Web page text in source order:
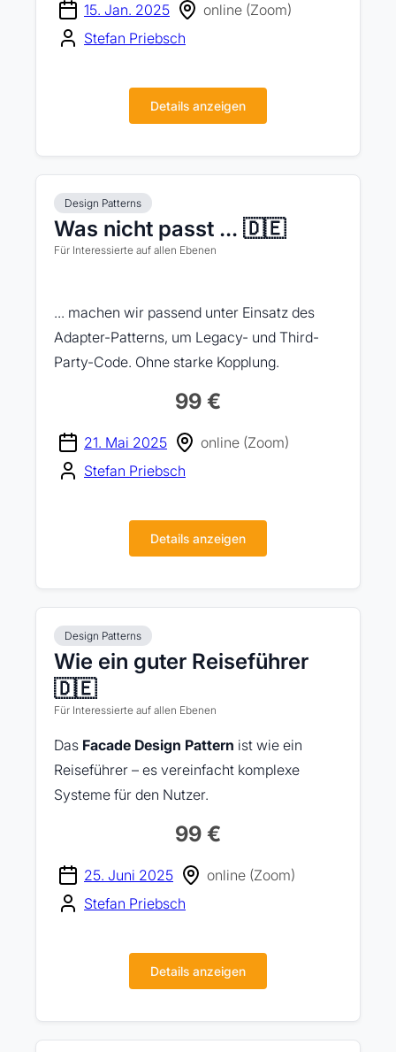
15. Jan. 2025
online (Zoom)
Stefan Priebsch
Details anzeigen
Design Patterns
Was nicht passt ... 🇩🇪
Für Interessierte auf allen Ebenen
... machen wir passend unter Einsatz des
Adapter-Patterns, um Legacy- und Third-
Party-Code. Ohne starke Kopplung.
99 €
21. Mai 2025
online (Zoom)
Stefan Priebsch
Details anzeigen
Design Patterns
Wie ein guter Reiseführer
🇩🇪
Für Interessierte auf allen Ebenen
Das Facade Design Pattern ist wie ein
Reiseführer – es vereinfacht komplexe
Systeme für den Nutzer.
99 €
25. Juni 2025
online (Zoom)
Stefan Priebsch
Details anzeigen